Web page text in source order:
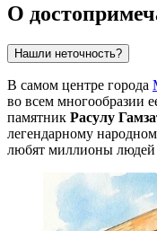
О
Нашли неточность?
В самом центре города
во всем многообразии
памятник Расулу
легендарному
любят миллионы людей